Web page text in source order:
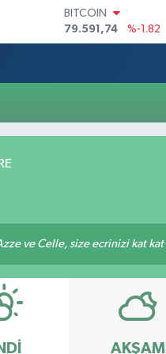
BITCOIN
79.591,74
%-1.82
DOLAR
61,60380
%0.18
ve Celle, size ecrinizi kat
AKŞAM